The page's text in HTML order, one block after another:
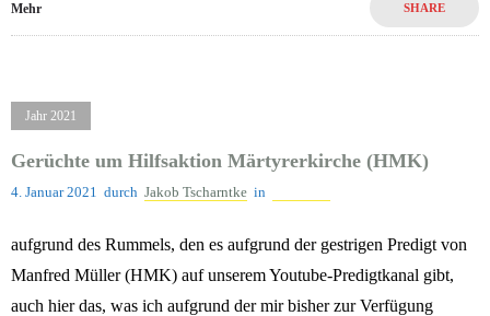
Mehr SHARE
Jahr 2021
Gerüchte um Hilfsaktion Märtyrerkirche (HMK)
4. Januar 2021 durch Jakob Tscharntke in
aufgrund des Rummels, den es aufgrund der gestrigen Predigt von
Manfred Müller (HMK) auf unserem Youtube-Predigtkanal gibt,
auch hier das, was ich aufgrund der mir bisher zur Verfügung